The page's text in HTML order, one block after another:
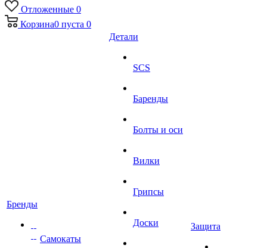
Отложенные 0
Корзина0 пуста 0
Бренды
Самокаты
Детали
SCS
Баренды
Болты и оси
Вилки
Грипсы
Доски Защита